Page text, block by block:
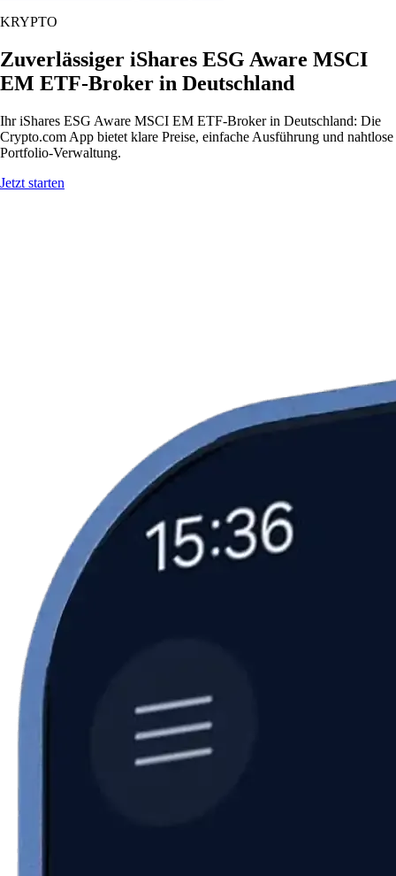
KRYPTO
Zuverlässiger iShares ESG Aware MSCI
EM ETF-Broker in Deutschland
Ihr iShares ESG Aware MSCI EM ETF-Broker in Deutschland: Die
Crypto.com App bietet klare Preise, einfache Ausführung und nahtlose
Portfolio-Verwaltung.
Jetzt starten